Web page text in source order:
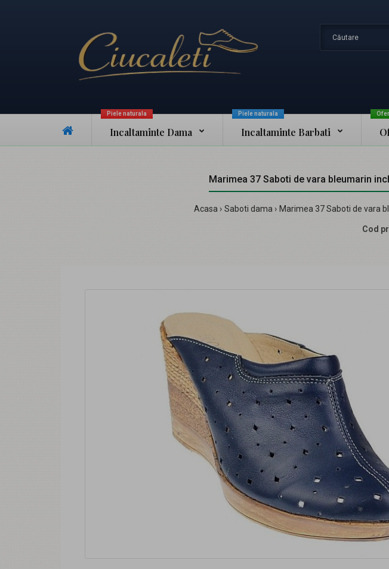
Incaltaminte Dama
Piele naturala
Incaltaminte Barbati
Piele naturala
Marimea 37 Saboti de vara bleumarin
Acasa Saboti dama Marimea 37 Saboti de vara
Cod